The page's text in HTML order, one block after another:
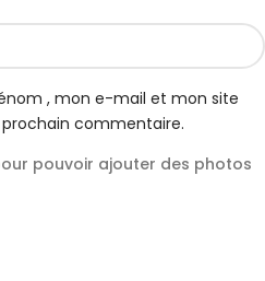
, mon e-mail et mon site
commentaire.
pouvoir ajouter des photos